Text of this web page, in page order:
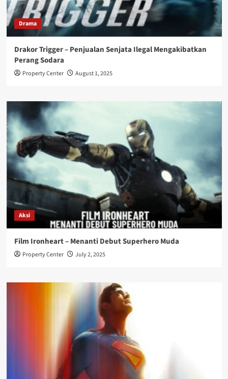
Drama
Drakor Trigger – Penjualan Senjata Ilegal Mengakibatkan
Perang Sodara
Property Center August 1, 2025
Aksi
Film Ironheart – Menanti Debut Superhero Muda
Property Center July 2, 2025